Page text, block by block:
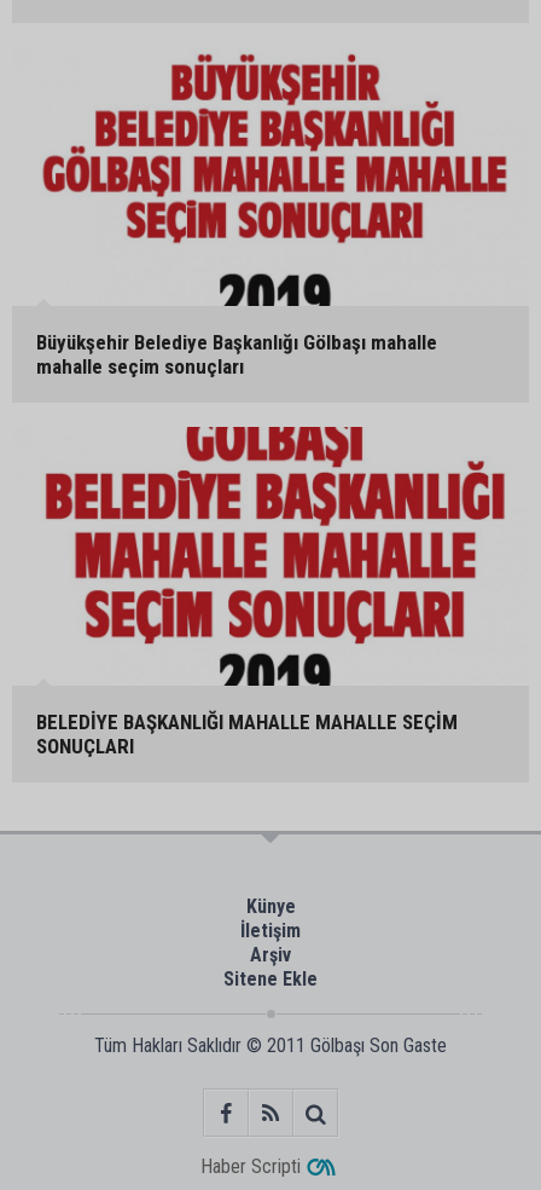
Büyükşehir Belediye Başkanlığı Gölbaşı mahalle
mahalle seçim sonuçları
BELEDİYE BAŞKANLIĞI MAHALLE MAHALLE SEÇİM
SONUÇLARI
Künye
İletişim
Arşiv
Sitene Ekle
Tüm Hakları Saklıdır © 2011 Gölbaşı Son Gaste
Haber Scripti